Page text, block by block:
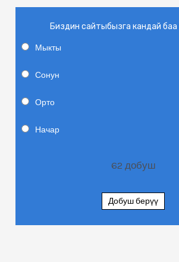
Биздин сайтыбызга кандай баа
Мыкты
Сонун
Орто
Начар
62 добуш
Добуш берүү